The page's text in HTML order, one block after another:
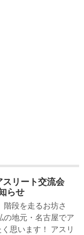
スリート交流会
らせ
階段を走るお坊さ
の地元・名古屋でア
思います！ アスリ